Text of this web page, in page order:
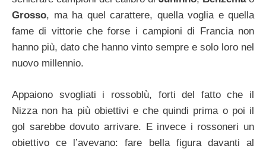
Grosso, ma ha quel carattere, quella voglia e quella
fame di vittorie che forse i campioni di Francia non
hanno più, dato che hanno vinto sempre e solo loro nel
nuovo millennio.
Appaiono svogliati i rossoblù, forti del fatto che il
Nizza non ha più obiettivi e che quindi prima o poi il
gol sarebbe dovuto arrivare. E invece i rossoneri un
obiettivo ce l’avevano: fare bella figura davanti al